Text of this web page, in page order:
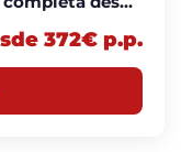
372€ p.p.